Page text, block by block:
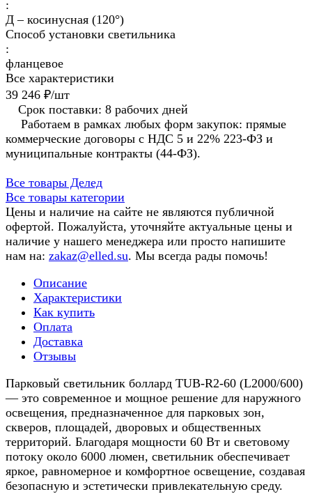
:
Д – косинусная (120°)
Способ установки светильника
:
фланцевое
Все характеристики
39 246 ₽/шт
Срок поставки: 8 рабочих дней
Работаем в рамках любых форм закупок: прямые
коммерческие договоры с НДС 5 и 22% 223-ФЗ и
муниципальные контракты (44-ФЗ).
Все товары Делед
Все товары категории
Цены и наличие на сайте не являются публичной
офертой. Пожалуйста, уточняйте актуальные цены и
наличие у нашего менеджера или просто напишите
нам на: zakaz@elled.su. Мы всегда рады помочь!
Описание
Характеристики
Как купить
Оплата
Доставка
Отзывы
Парковый светильник боллард TUB-R2-60 (L2000/600)
— это современное и мощное решение для наружного
освещения, предназначенное для парковых зон,
скверов, площадей, дворовых и общественных
территорий. Благодаря мощности 60 Вт и световому
потоку около 6000 люмен, светильник обеспечивает
яркое, равномерное и комфортное освещение, создавая
безопасную и эстетически привлекательную среду.